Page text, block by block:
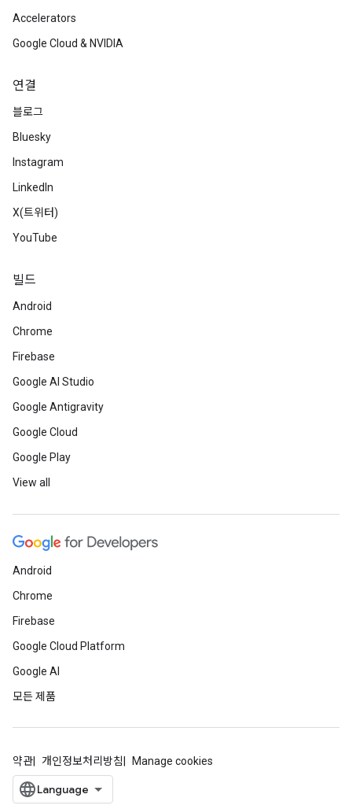
Accelerators
Google Cloud & NVIDIA
연결
블로그
Bluesky
Instagram
LinkedIn
X(트위터)
YouTube
빌드
Android
Chrome
Firebase
Google AI Studio
Google Antigravity
Google Cloud
Google Play
View all
Android
Chrome
Firebase
Google Cloud Platform
Google AI
모든 제품
약관 개인정보처리방침 Manage cookies